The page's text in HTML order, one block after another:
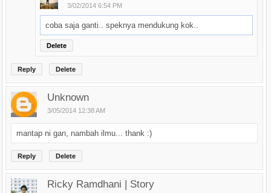
3/02/2014 6:54 PM
coba saja ganti.. speknya mendukung kok..
Delete
Reply Delete
Unknown
3/05/2014 12:38 AM
mantap ni gan, nambah ilmu... thank :)
Reply Delete
Ricky Ramdhani | Story